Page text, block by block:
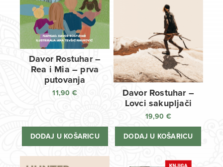
Davor Rostuhar –
Rea i Mia – prva
putovanja
11,90 €
DODAJ U KOŠARICU
Davor Rostuhar –
Lovci sakupljači
19,90 €
DODAJ U KOŠARICU